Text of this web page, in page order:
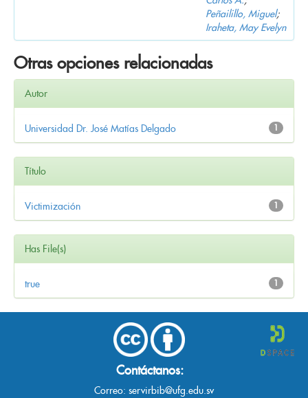
Peñailillo, Miguel;
Iraheta, May Evelyn
Otras opciones relacionadas
Autor
1
Universidad Dr. José Matías Delgado
Título
1
Victimización
Has File(s)
1
true
Contáctanos:
Correo: servirbib@ufg.edu.sv